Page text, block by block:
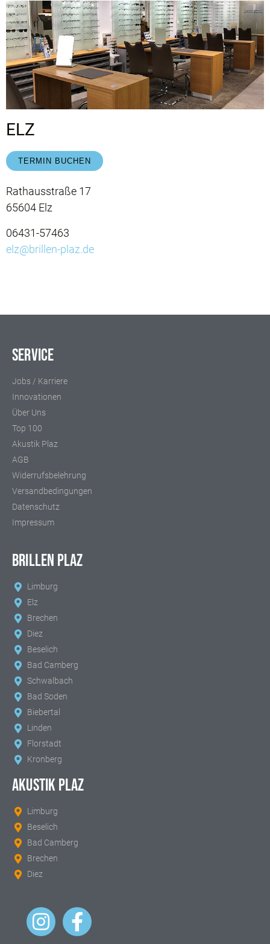
ELZ
TERMIN BUCHEN
Rathausstraße 17
65604 Elz
06431-57463
elz@brillen-plaz.de
Service
Jobs / Karriere
Innovationen
Über Uns
Top 100
Akustik Plaz
AGB
Widerrufsbelehrung
Versandbedingungen
Datenschutz
Impressum
BRILLEN PLAZ
Limburg
Elz
Brechen
Diez
Beselich
Bad Camberg
Schwalbach
Bad Soden
Biebertal
Linden
Florstadt
Kronberg
AKUSTIK PLAZ
Limburg
Beselich
Bad Camberg
Brechen
Diez